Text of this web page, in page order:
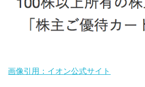
画像引用：イオン公式サイト